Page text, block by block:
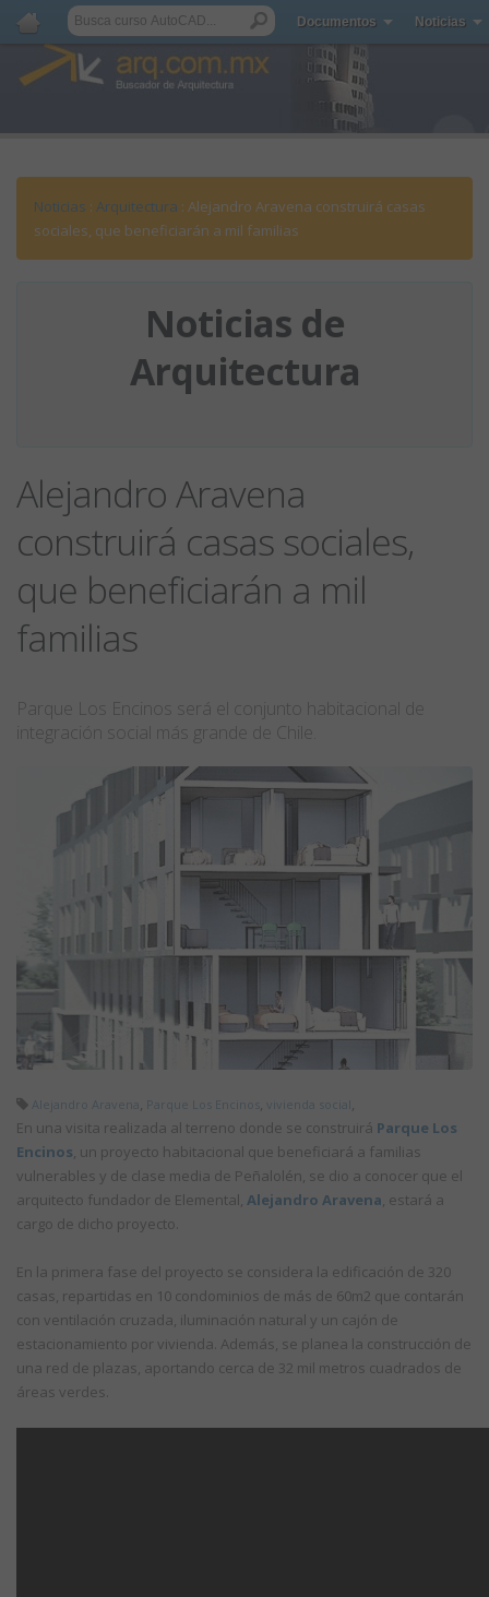
Documentos Noticias
Noticias : Arquitectura : Alejandro Aravena construirá casas
sociales, que beneficiarán a mil familias
Noticias de
Arquitectura
Alejandro Aravena
construirá casas sociales,
que beneficiarán a mil
familias
Parque Los Encinos será el conjunto habitacional de
integración social más grande de Chile.
Alejandro Aravena, Parque Los Encinos, vivienda social,
En una visita realizada al terreno donde se construirá Parque Los
Encinos, un proyecto habitacional que beneficiará a familias
vulnerables y de clase media de Peñalolén, se dio a conocer que el
arquitecto fundador de Elemental, Alejandro Aravena, estará a
cargo de dicho proyecto.
En la primera fase del proyecto se considera la edificación de 320
casas, repartidas en 10 condominios de más de 60m2 que contarán
con ventilación cruzada, iluminación natural y un cajón de
estacionamiento por vivienda. Además, se planea la construcción de
una red de plazas, aportando cerca de 32 mil metros cuadrados de
áreas verdes.